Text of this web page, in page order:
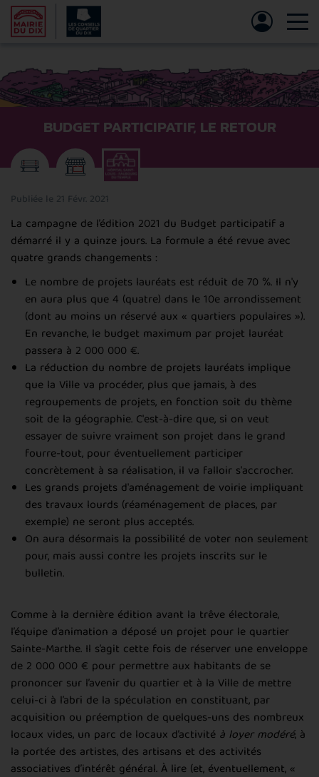
BUDGET PARTICIPATIF, LE RETOUR
Publiée le 21 Févr. 2021
La campagne de l’édition 2021 du Budget participatif a
démarré il y a quinze jours. La formule a été revue avec
quatre grands changements :
Le nombre de projets lauréats est réduit de 70 %. Il n'y
en aura plus que 4 (quatre) dans le 10e arrondissement
(dont au moins un réservé aux « quartiers populaires »).
En revanche, le budget maximum par projet lauréat
passera à 2 000 000 €.
La réduction du nombre de projets lauréats implique
que la Ville va procéder, plus que jamais, à des
regroupements de projets, en fonction soit du thème
soit de la géographie. C'est-à-dire que, si on veut
essayer de suivre vraiment son projet dans le grand
fourre-tout, pour éventuellement participer
concrètement à sa réalisation, il va falloir s'accrocher.
Les grands projets d'aménagement de voirie impliquant
des travaux lourds (réaménagement de places, par
exemple) ne seront plus acceptés.
On aura désormais la possibilité de voter non seulement
pour, mais aussi contre les projets inscrits sur le
bulletin.
Comme à la dernière édition avant la trêve électorale,
l’équipe d’animation a déposé un projet pour le quartier
Sainte-Marthe. Il s’agit cette fois de réserver une enveloppe
de 2 000 000 € pour permettre aux habitants de se
prononcer sur l’avenir du quartier et à la Ville de mettre
celui-ci à l’abri de la spéculation en constituant, par
acquisition ou préemption de quelques-uns des nombreux
locaux vides, un parc de locaux d’activité à loyer modéré, à
la portée des artistes, des artisans et des activités
associatives d’intérêt général. À lire (et, éventuellement, «